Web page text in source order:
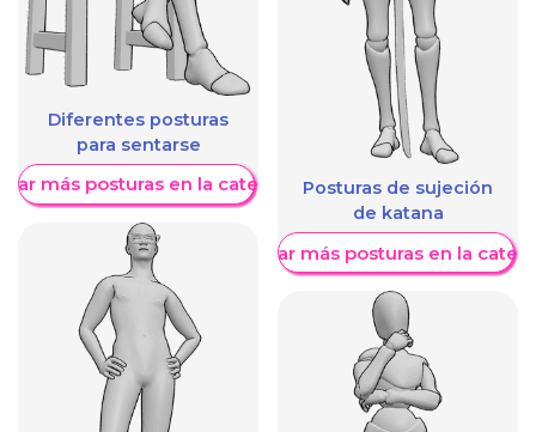
Diferentes posturas
para sentarse
más posturas en la categoríaPosturas de sujeción
de katana
Mostrar más posturas en la